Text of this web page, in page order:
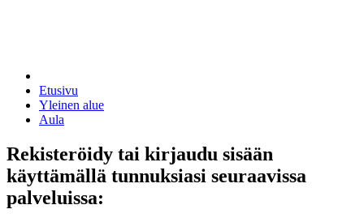
Etusivu
Yleinen alue
Aula
Rekisteröidy tai kirjaudu sisään
käyttämällä tunnuksiasi seuraavissa
palveluissa: